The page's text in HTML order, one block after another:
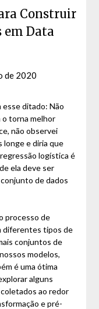
Construir
em Data
de 2020
Matos
esse ditado: Não
o torna melhor
não observei
longe e diria que
logística é
ela deve ser
de dados
processo de
diferentes tipos de
conjuntos de
modelos,
é uma ótima
alguns
ao redor
e pré-